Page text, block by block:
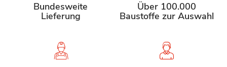
Bundesweite
Lieferung
Über 100.000
Baustoffe zur Auswahl